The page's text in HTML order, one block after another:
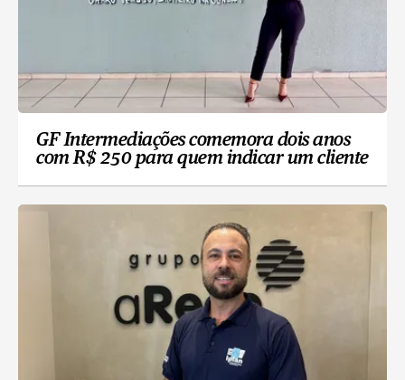
GF Intermediações comemora dois anos
com R$ 250 para quem indicar um cliente